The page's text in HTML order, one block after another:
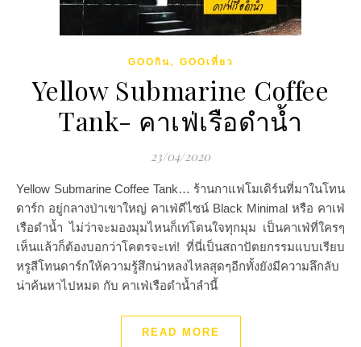
GOOกิน, GOOเที่ยว
Yellow Submarine Coffee
Tank- คาเฟ่เรือดำน้ำ
23/04/2020
Yellow Submarine Coffee Tank… ร้านกาแฟโมเดิร์นที่มาในโทน
ดาร์ก อยู่กลางป่าเขาใหญ่ คาเฟ่ดีไซน์ Black Minimal หรือ คาเฟ่
เรือดำน้ำ ไม่ว่าจะมองมุมไหนก็เท่โดนใจทุกมุม เป็นคาเฟ่ที่ใครๆ
เห็นแล้วก็ต้องบอกว่าโคตรจะเท่! ที่นี่เป็นสถาปัตยกรรมแบบเรียบ
หรูสีโทนดาร์กให้ความรู้สึกน่าหลงไหลสุดๆอีกทั้งยังมีความลึกลับ
น่าค้นหาไปหมด กับ คาเฟ่เรือดำน้ำลำนี้
READ MORE